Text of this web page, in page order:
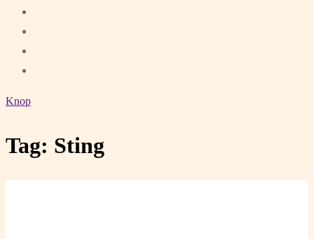
Knop
Tag: Sting